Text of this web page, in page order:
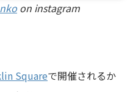
on instagram
Squareで開催されるか